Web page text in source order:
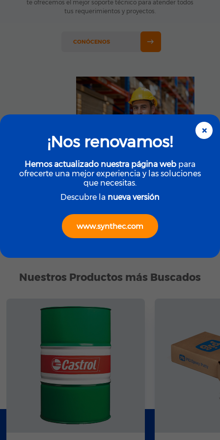
te ofrecemos el mejor soporte técnico para atender todos
tus requerimientos y proyectos.
CONÓCENOS
20 AÑOS
Brindando
Soluciones Integrales
Nuestros Productos más Buscados
×
¡Nos renovamos!
Hemos actualizado nuestra página web para
ofrecerte una mejor experiencia y las soluciones
que necesitas.
Descubre la nueva versión
www.synthec.com